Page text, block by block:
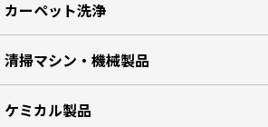
カーペット洗浄
清掃マシン・機械製品
ケミカル製品